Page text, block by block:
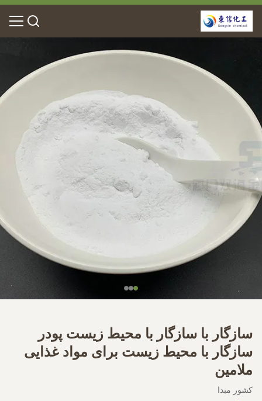
سازگار با سازگار با محیط زیست پودر
سازگار با محیط زیست برای مواد غذایی
ملامین
کشور مبدا